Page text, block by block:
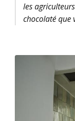
les
chocolaté que